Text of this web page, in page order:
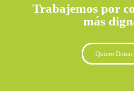
Trabajemos por
más
Quiero Donar